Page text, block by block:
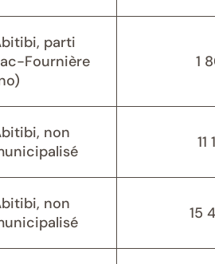
parti
Fournière
1
non
11
non
15